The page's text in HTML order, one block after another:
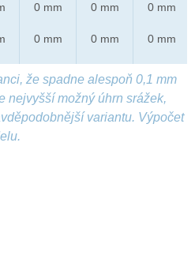
0 mm
0 mm
0 mm
0 mm
0 mm
0 mm
že spadne alespoň 0,1 mm
nejvyšší možný úhrn srážek,
variantu. Výpočet